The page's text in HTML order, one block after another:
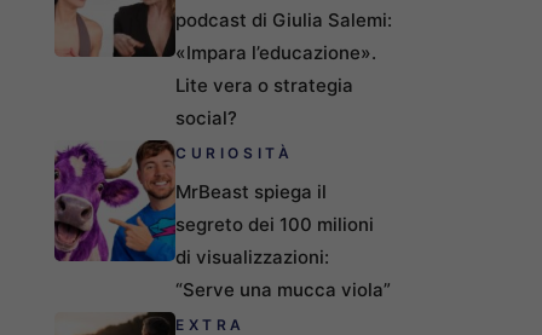
podcast di Giulia Salemi:
«Impara l’educazione».
Lite vera o strategia
social?
CURIOSITÀ
MrBeast spiega il
segreto dei 100 milioni
di visualizzazioni:
“Serve una mucca viola”
EXTRA